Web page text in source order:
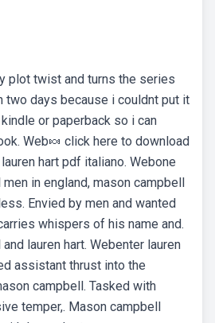
plot twist and turns the series
two days because i couldnt put it
or paperback so i can
Web🍬 click here to download
hart pdf italiano. Webone
in england, mason campbell
Envied by men and wanted
whispers of his name and.
lauren hart. Webenter lauren
assistant thrust into the
campbell. Tasked with
temper,. Mason campbell